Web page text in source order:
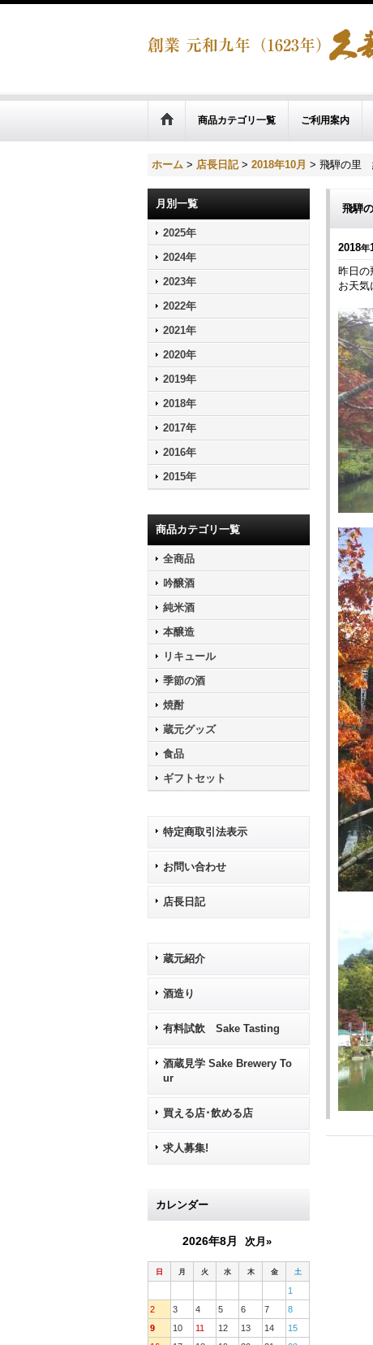
商品カテゴリ一覧 ご利用案内
ホーム > 店長日記 > 2018年10月 > 飛騨の里
月別一覧
2025年
2024年
2023年
2022年
2021年
2020年
2019年
2018年
2017年
2016年
2015年
商品カテゴリ一覧
全商品
吟醸酒
純米酒
本醸造
リキュール
季節の酒
焼酎
蔵元グッズ
食品
ギフトセット
特定商取引法表示
お問い合わせ
店長日記
蔵元紹介
酒造り
有料試飲 Sake Tasting
酒蔵見学 Sake Brewery To
ur
買える店･飲める店
求人募集!
カレンダー
2026年8月 次月»
日 月 火 水 木 金 土
1
2
3 4 5 6 7
8
9
10 11 12 13 14
15
飛騨
2018年
昨日の
お天気